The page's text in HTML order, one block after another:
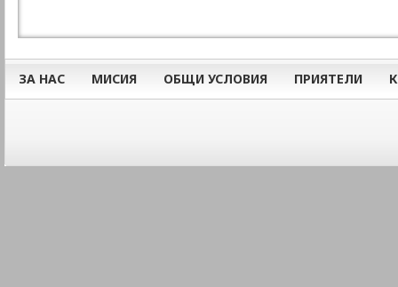
ЗА НАС МИСИЯ ОБЩИ УСЛОВИЯ ПРИЯТЕЛИ